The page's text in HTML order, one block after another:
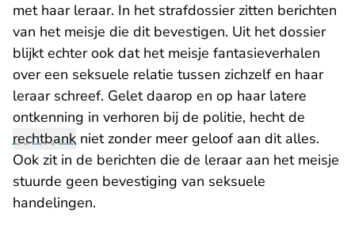
met haar leraar. In het strafdossier zitten berichten
van het meisje die dit bevestigen. Uit het dossier
blijkt echter ook dat het meisje fantasieverhalen
over een seksuele relatie tussen zichzelf en haar
leraar schreef. Gelet daarop en op haar latere
ontkenning in verhoren bij de politie, hecht de
rechtbank niet zonder meer geloof aan dit alles.
Ook zit in de berichten die de leraar aan het meisje
stuurde geen bevestiging van seksuele
handelingen.